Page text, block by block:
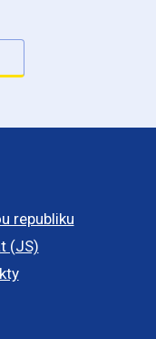
republiku
(JS)